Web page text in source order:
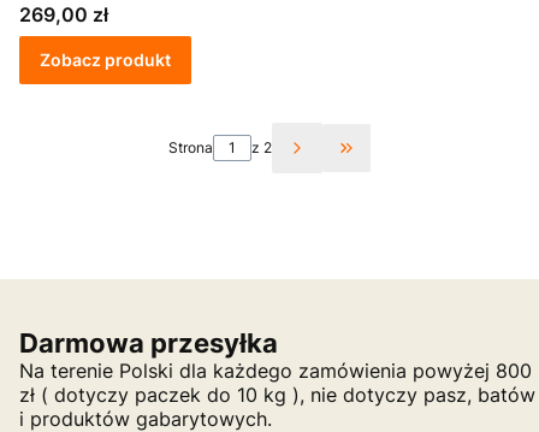
Cena
269,00 zł
Zobacz produkt
Strona z 2 Przejdź do ostatniej
Darmowa przesyłka
Na terenie Polski dla każdego zamówienia powyżej 800
zł ( dotyczy paczek do 10 kg ), nie dotyczy pasz, batów
i produktów gabarytowych.